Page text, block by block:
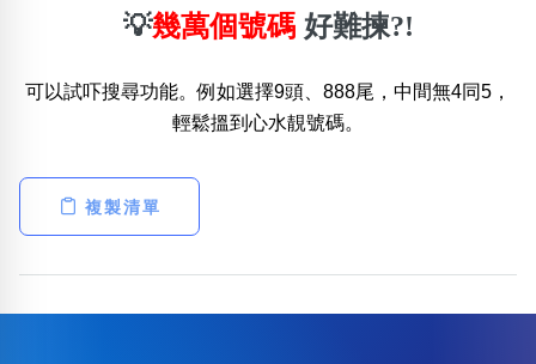
💡幾萬個號碼 好難揀?!
可以試吓搜尋功能。例如選擇9頭、888尾，中間無4同5，
輕鬆搵到心水靚號碼。
複製清單